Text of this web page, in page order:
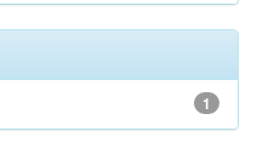
1